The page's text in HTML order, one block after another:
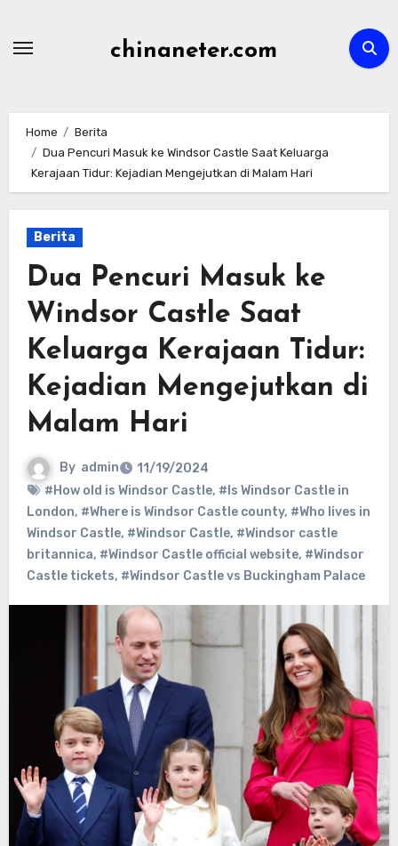
chinaneter.com
Home
Berita
Dua Pencuri Masuk ke Windsor Castle Saat Keluarga
Kerajaan Tidur: Kejadian Mengejutkan di Malam Hari
Berita
Dua Pencuri Masuk ke
Windsor Castle Saat
Keluarga Kerajaan Tidur:
Kejadian Mengejutkan di
Malam Hari
By admin
11/19/2024
#How old is Windsor Castle, #Is Windsor Castle in
London, #Where is Windsor Castle county, #Who lives in
Windsor Castle, #Windsor Castle, #Windsor castle
britannica, #Windsor Castle official website, #Windsor
Castle tickets, #Windsor Castle vs Buckingham Palace